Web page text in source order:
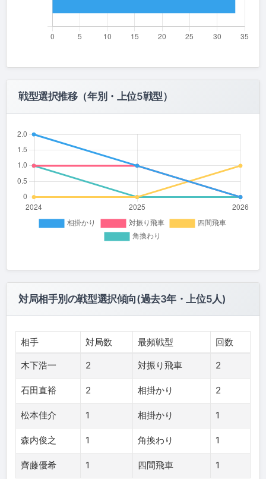
戦型選択推移（年別・上位5戦型）
対局相手別の戦型選択傾向(過去3年・上位5人)
相手 対局数 最頻戦型 回数
木下浩一 2 対振り飛車 2
石田直裕 2 相掛かり 2
松本佳介 1 相掛かり 1
森内俊之 1 角換わり 1
齊藤優希 1 四間飛車 1